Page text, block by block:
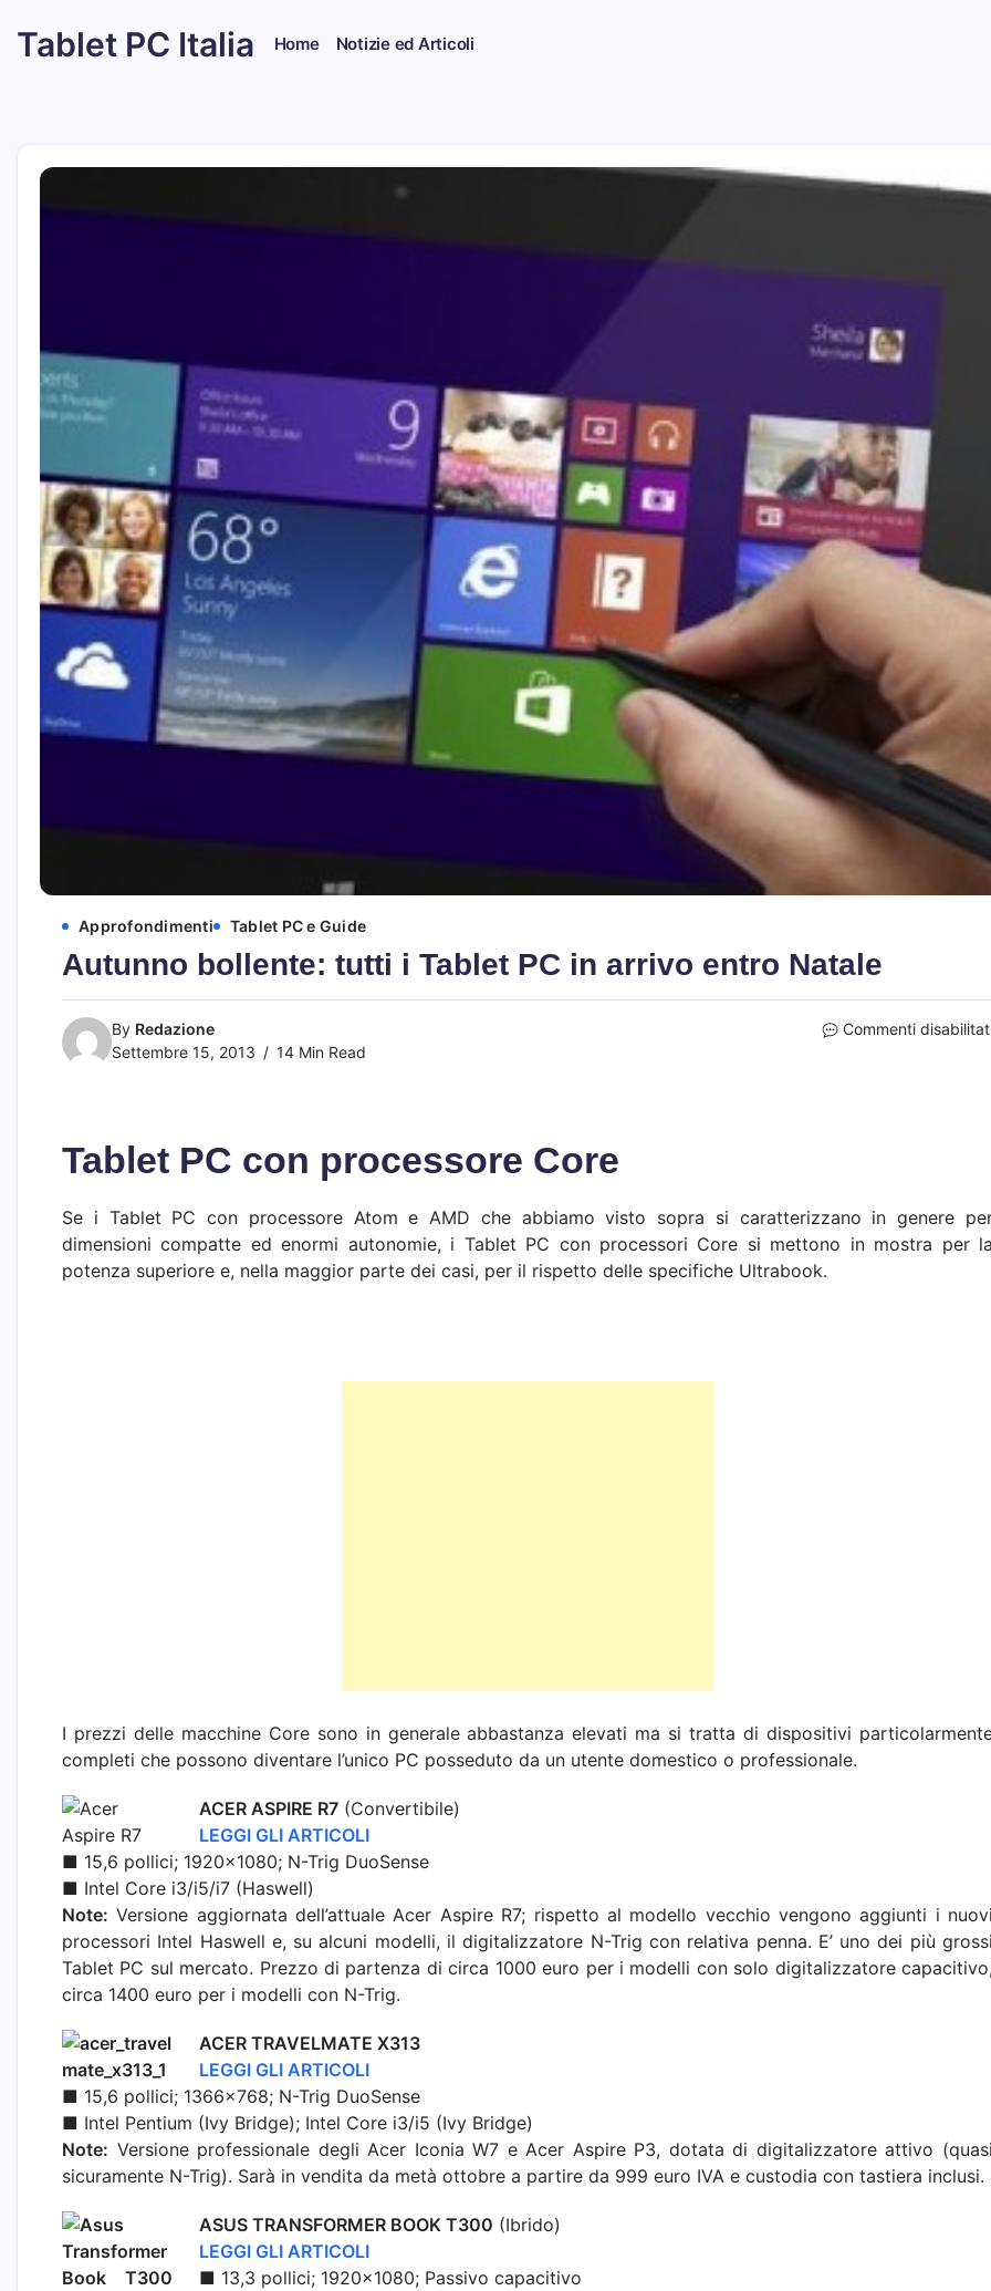
content
Tablet PC Italia
Tablet
Home Notizie ed Articoli
Approfondimenti Tablet PC e Guide
Autunno bollente: tutti i Tablet PC in arrivo entro Natale
By Redazione
Settembre 15, 2013
14 Min Read
Commenti
Tablet PC con processore Core
Se i Tablet PC con processore Atom e AMD che abbiamo visto sopra si caratterizzano in genere
dimensioni compatte ed enormi autonomie, i Tablet PC con processori Core si mettono in mostra per
potenza superiore e, nella maggior parte dei casi, per il rispetto delle specifiche Ultrabook.
I prezzi delle macchine Core sono in generale abbastanza elevati ma si tratta di dispositivi
completi che possono diventare l’unico PC posseduto da un utente domestico o professionale.
ACER ASPIRE R7 (Convertibile)
LEGGI GLI ARTICOLI
■ 15,6 pollici; 1920×1080; N-Trig DuoSense
■ Intel Core i3/i5/i7 (Haswell)
Note: Versione aggiornata dell’attuale Acer Aspire R7; rispetto al modello vecchio vengono aggiunti i
processori Intel Haswell e, su alcuni modelli, il digitalizzatore N-Trig con relativa penna. E’ uno dei più
Tablet PC sul mercato. Prezzo di partenza di circa 1000 euro per i modelli con solo digitalizzatore
circa 1400 euro per i modelli con N-Trig.
ACER TRAVELMATE X313
LEGGI GLI ARTICOLI
■ 15,6 pollici; 1366×768; N-Trig DuoSense
■ Intel Pentium (Ivy Bridge); Intel Core i3/i5 (Ivy Bridge)
Note: Versione professionale degli Acer Iconia W7 e Acer Aspire P3, dotata di digitalizzatore attivo
sicuramente N-Trig). Sarà in vendita da metà ottobre a partire da 999 euro IVA e custodia con tastiera inclusi.
ASUS TRANSFORMER BOOK T300 (Ibrido)
LEGGI GLI ARTICOLI
■ 13,3 pollici; 1920×1080; Passivo capacitivo